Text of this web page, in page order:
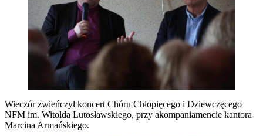
Wieczór zwieńczył koncert Chóru Chłopięcego i Dziewczęcego
NFM im. Witolda Lutosławskiego, przy akompaniamencie kantora
Marcina Armańskiego.